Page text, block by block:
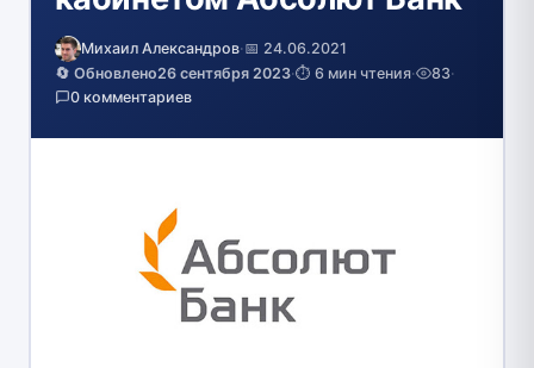
Михаил Александров·📅 24.06.2021
🔄 Обновлено26 сентября 2023·⏱️ 6 мин чтения· 83·
0 комментариев